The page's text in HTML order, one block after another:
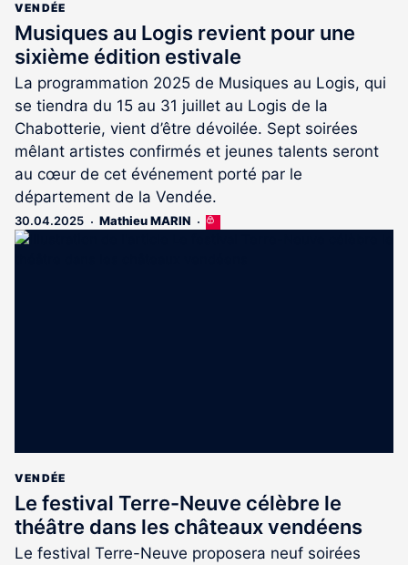
VENDÉE
Musiques au Logis revient pour une
sixième édition estivale
La programmation 2025 de Musiques au Logis, qui
se tiendra du 15 au 31 juillet au Logis de la
Chabotterie, vient d’être dévoilée. Sept soirées
mêlant artistes confirmés et jeunes talents seront
au cœur de cet événement porté par le
département de la Vendée.
30.04.2025 Mathieu MARIN
Cet
VENDÉE
Le festival Terre-Neuve célèbre le
théâtre dans les châteaux vendéens
Le festival Terre-Neuve proposera neuf soirées